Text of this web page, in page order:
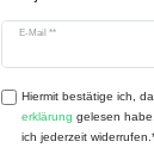
E-Mail **
Newsletter
Hiermit bestätige ich,
erklärung gelesen
ich jederzeit